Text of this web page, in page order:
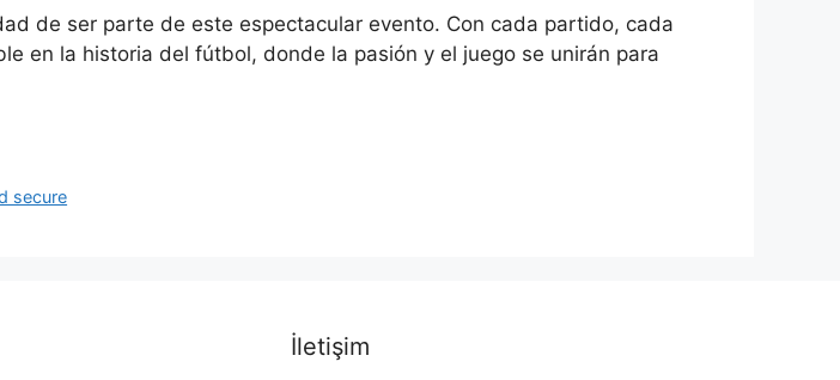
de ser parte de este espectacular evento. Con cada partido, cada
en la historia del fútbol, donde la pasión y el juego se unirán para
secure
İletişim